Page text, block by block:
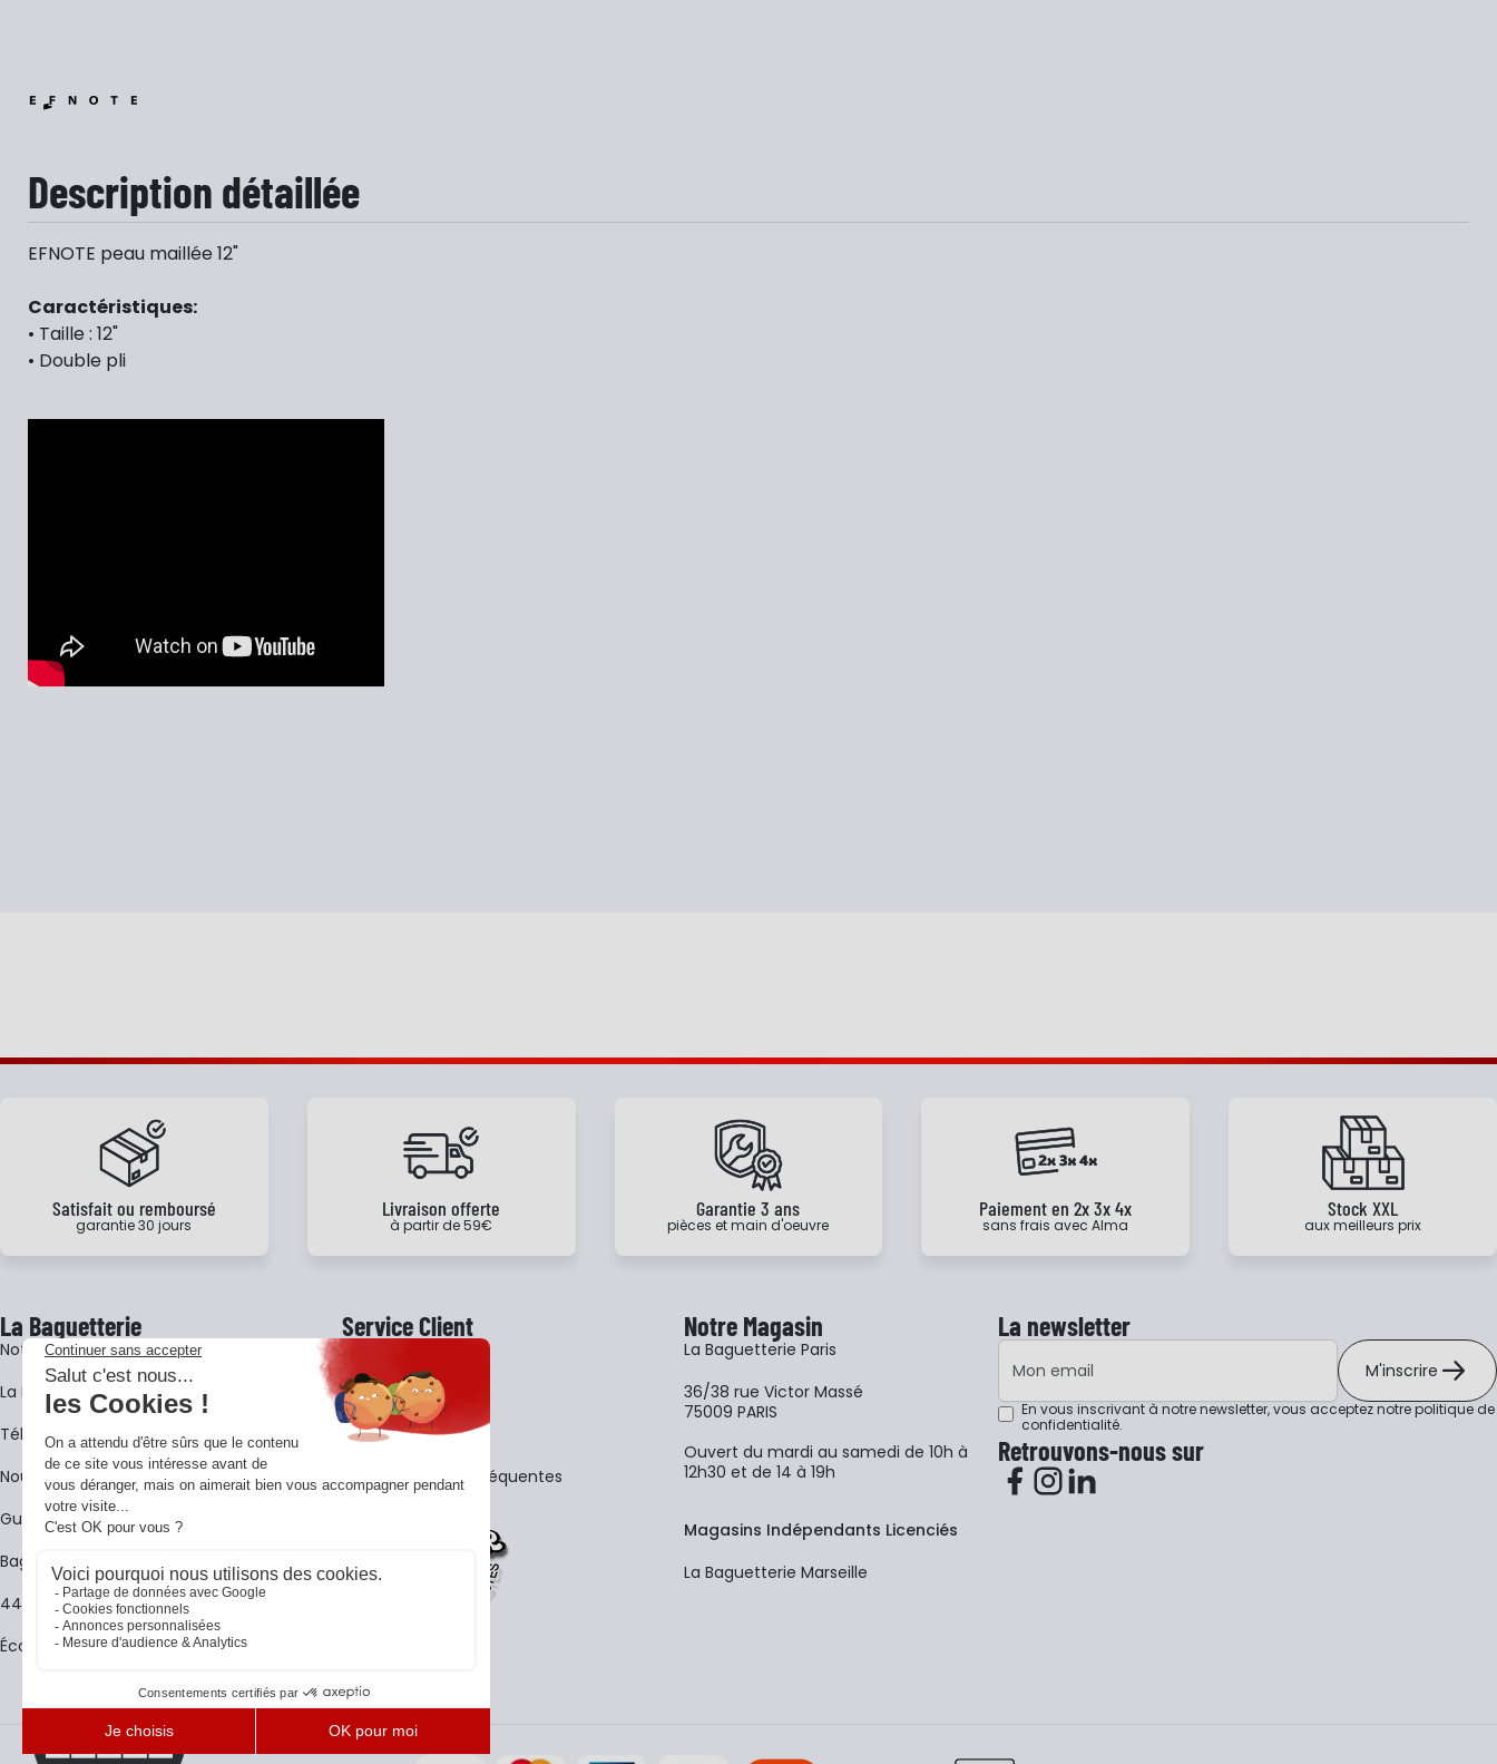
Description détaillée
EFNOTE peau maillée 12"
Caractéristiques:
• Taille : 12"
• Double pli
Satisfait ou remboursé
garantie 30 jours
Livraison offerte
à partir de 59€
Garantie 3 ans
pièces et main d'oeuvre
Paiement en 2x 3x 4x
sans frais avec Alma
Stock XXL
aux meilleurs prix
La Baguetterie
Notre histoire
La BagShow
​Télécharger le catalogue
Nous contacter
Guides La Baguetterie
Baguetterie Shop Online
44 ans de rencontres
Écoles
Service Client
Garantie 3 ans
CGV
FAQ - Questions Fréquentes
Notre Magasin
La Baguetterie Paris
36/38 rue Victor Massé
75009 PARIS
Ouvert du mardi au samedi de 10h à
12h30 et de 14 à 19h
Magasins Indépendants Licenciés
La Baguetterie Marseille
La newsletter
Adresse e-mail
M'inscrire
En vous inscrivant à notre newsletter, vous acceptez notrepolitique de
confidentialité.
Retrouvons-nous sur